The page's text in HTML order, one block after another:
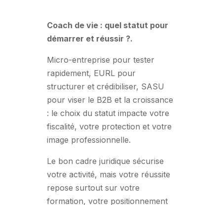
Coach de vie : quel statut pour
démarrer et réussir ?.
Micro-entreprise pour tester
rapidement, EURL pour
structurer et crédibiliser, SASU
pour viser le B2B et la croissance
: le choix du statut impacte votre
fiscalité, votre protection et votre
image professionnelle.
Le bon cadre juridique sécurise
votre activité, mais votre réussite
repose surtout sur votre
formation, votre positionnement